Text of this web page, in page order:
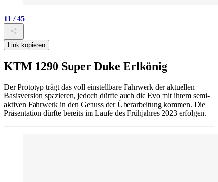
11 / 45
Link kopieren
KTM 1290 Super Duke Erlkönig
Der Prototyp trägt das voll einstellbare Fahrwerk der aktuellen
Basisversion spazieren, jedoch dürfte auch die Evo mit ihrem semi-
aktiven Fahrwerk in den Genuss der Überarbeitung kommen. Die
Präsentation dürfte bereits im Laufe des Frühjahres 2023 erfolgen.